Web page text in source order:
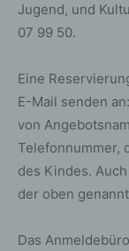
Jugend, und
07 99 50.
Eine
E-Mail senden an:
von
Telefonnummer,
des Kindes.
der oben
Das